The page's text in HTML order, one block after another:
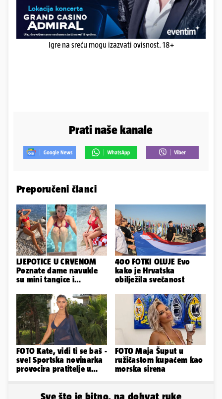
Igre na sreću mogu izazvati ovisnost. 18+
Prati naše kanale
Preporučeni članci
LJEPOTICE U CRVENOM
Poznate dame navukle
su mini tangice i
obline
400 FOTKI OLUJE Evo
kako je Hrvatska
obilježila svečanost
FOTO Kate, vidi ti se baš -
sve! Sportska novinarka
provocira pratitelje u
FOTO Maja Šuput u
ružičastom kupaćem kao
morska sirena
Sve što je bitno, na dohvat ruke